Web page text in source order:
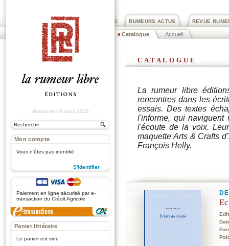
REVUE
RUMEURS ACTUS
PRIX ROGER DEXTRE
Catalogue Accueil
dimanche 09 août 2026
Mon compte
Vous n'êtes pas identifié
S'identifier
Paiement en ligne sécurisé par e-
transaction du Crédit Agricole
Panier littéraire
Le panier est vide
catalogue
La rumeur libre
rencontres dans les
essais. Des textes
l'informe, qui naviguent
l'écoute de la voix.
maquette Arts & Crafts
François Helly.